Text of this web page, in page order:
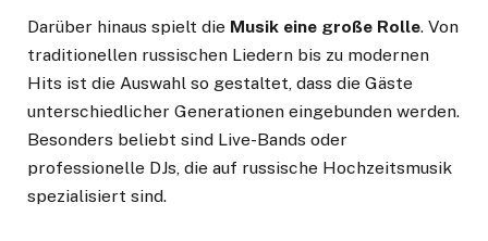
Darüber hinaus spielt die Musik eine große Rolle. Von
traditionellen russischen Liedern bis zu modernen
Hits ist die Auswahl so gestaltet, dass die Gäste
unterschiedlicher Generationen eingebunden werden.
Besonders beliebt sind Live-Bands oder
professionelle DJs, die auf russische Hochzeitsmusik
spezialisiert sind.